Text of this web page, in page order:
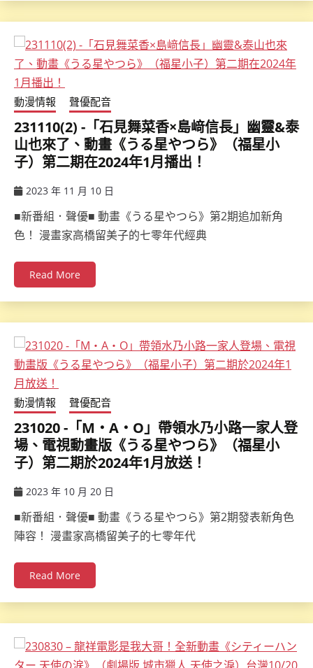
動漫情報 聲優配音
231110(2) -「石見舞菜香×島﨑信長」幽靈&泰
山也來了、動畫《うる星やつら》（福星小
子）第二期在2024年1月播出！
2023 年 11 月 10 日
■新番組．聲優■ 動畫《うる星やつら》第2期追加新角
色！ 漫畫家高橋留美子的七零年代經典
Read More
動漫情報 聲優配音
231020 -「M・A・O」帶領水乃小路一家人登
場、電視動畫版《うる星やつら》（福星小
子）第二期於2024年1月放送！
2023 年 10 月 20 日
■新番組．聲優■ 動畫《うる星やつら》第2期發表新角色
陣容！ 漫畫家高橋留美子的七零年代
Read More